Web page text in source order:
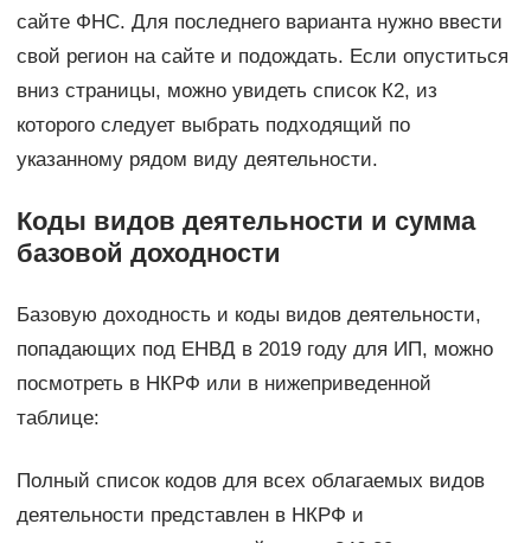
сайте ФНС. Для последнего варианта нужно ввести
свой регион на сайте и подождать. Если опуститься
вниз страницы, можно увидеть список К2, из
которого следует выбрать подходящий по
указанному рядом виду деятельности.
Коды видов деятельности и сумма
базовой доходности
Базовую доходность и коды видов деятельности,
попадающих под ЕНВД в 2019 году для ИП, можно
посмотреть в НКРФ или в нижеприведенной
таблице:
Полный список кодов для всех облагаемых видов
деятельности представлен в НКРФ и